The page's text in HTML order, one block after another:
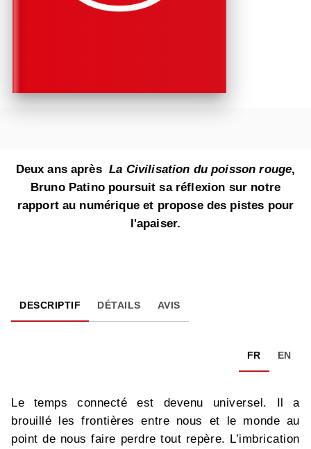
Deux ans aprèsLa Civilisation du poisson rouge,
Bruno Patino poursuit sa réflexion sur notre
rapport au numérique et propose des pistes pour
l'apaiser.
DESCRIPTIF DÉTAILS AVIS
FR EN
Le temps connecté est devenu universel. Il a
brouillé les frontières entre nous et le monde au
point de nous faire perdre tout repère. L’imbrication